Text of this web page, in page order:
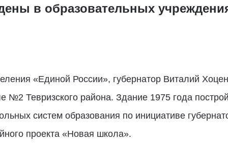
в образовательных
«Единой России», губернатор Виталий
№2 Тевризского района. Здание 1975 года
систем образования по инициативе
проекта «Новая школа».